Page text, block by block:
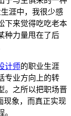
涯中，我很少感
下来觉得吃吃老本
种力量甩在了后
计师的职业生涯
专业方向上的转
。之所以把职场晋
现象，而真正实现